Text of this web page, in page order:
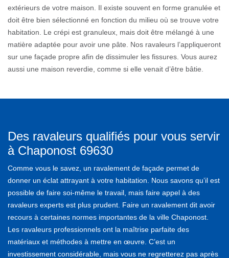
extérieurs de votre maison. Il existe souvent en forme granulée et
doit être bien sélectionné en fonction du milieu où se trouve votre
habitation. Le crépi est granuleux, mais doit être mélangé à une
matière adaptée pour avoir une pâte. Nos ravaleurs l’appliqueront
sur une façade propre afin de dissimuler les fissures. Vous aurez
aussi une maison reverdie, comme si elle venait d’être bâtie.
Des ravaleurs qualifiés pour vous servir
à Chaponost 69630
Comme vous le savez, un ravalement de façade permet de
donner un éclat attrayant à votre habitation. Nous savons qu’il est
possible de faire soi-même le travail, mais faire appel à des
ravaleurs experts est plus prudent. Faire un ravalement dit avoir
recours à certaines normes importantes de la ville Chaponost.
Les ravaleurs professionnels ont la maîtrise parfaite des
matériaux et méthodes à mettre en œuvre. C’est un
investissement considérable, mais vous ne regretterez pas après